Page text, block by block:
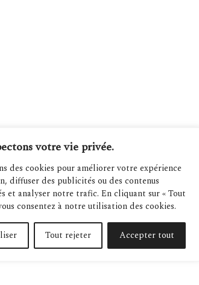
votre vie privée.
des cookies pour améliorer votre expérience
diffuser des publicités ou des contenus
et analyser notre trafic. En cliquant sur « Tout
consentez à notre utilisation des cookies.
Tout rejeter Accepter tout